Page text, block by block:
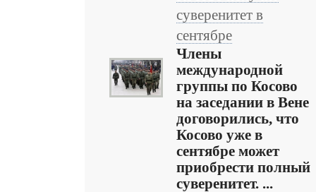
суверенитет в
сентябре
Члены
международной
группы по Косово
на заседании в Вене
договорились, что
Косово уже в
сентябре может
приобрести полный
суверенитет. ...